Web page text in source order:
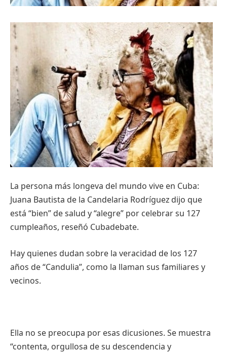
La persona más longeva del mundo vive en Cuba:
Juana Bautista de la Candelaria Rodríguez dijo que
está “bien” de salud y “alegre” por celebrar su 127
cumpleaños, reseñó Cubadebate.
Hay quienes dudan sobre la veracidad de los 127
años de “Candulia”, como la llaman sus familiares y
vecinos.
Ella no se preocupa por esas dicusiones. Se muestra
“contenta, orgullosa de su descendencia y